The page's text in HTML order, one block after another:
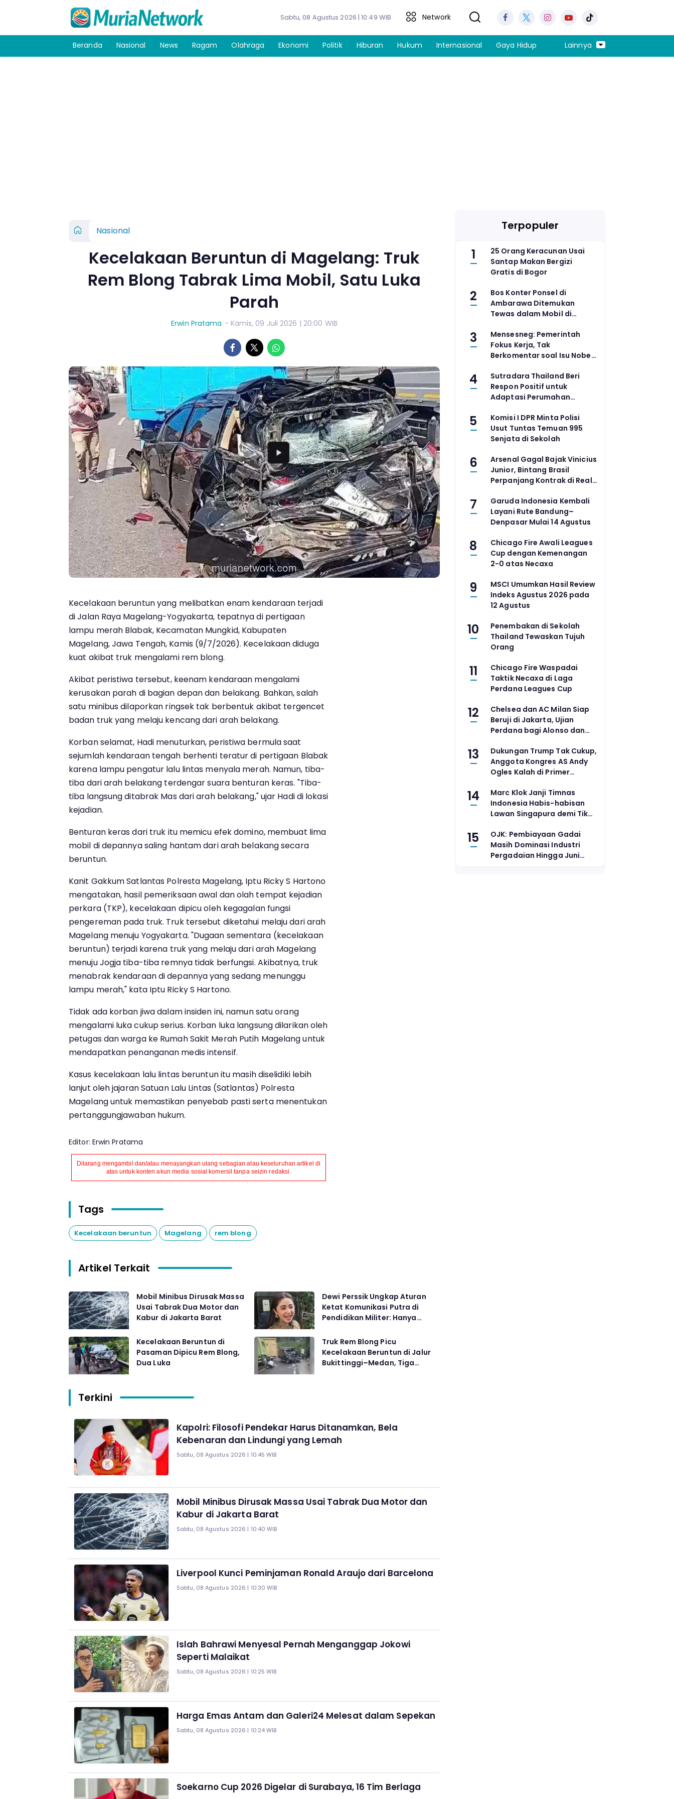
Sabtu, 08 Agustus 2026 | 10:49 WIB Network
Beranda Nasional News Ragam Olahraga Ekonomi Politik Hiburan Hukum Internasional Gaya Hidup Lainnya
Nasional
Kecelakaan Beruntun di Magelang: Truk
Rem Blong Tabrak Lima Mobil, Satu Luka
Parah
Erwin Pratama - Kamis, 09 Juli 2026 | 20:00 WIB
Kecelakaan beruntun yang melibatkan enam kendaraan terjadi
di Jalan Raya Magelang-Yogyakarta, tepatnya di pertigaan
lampu merah Blabak, Kecamatan Mungkid, Kabupaten
Magelang, Jawa Tengah, Kamis (9/7/2026). Kecelakaan diduga
kuat akibat truk mengalami rem blong.
Akibat peristiwa tersebut, keenam kendaraan mengalami
kerusakan parah di bagian depan dan belakang. Bahkan, salah
satu minibus dilaporkan ringsek tak berbentuk akibat tergencet
badan truk yang melaju kencang dari arah belakang.
Korban selamat, Hadi menuturkan, peristiwa bermula saat
sejumlah kendaraan tengah berhenti teratur di pertigaan Blabak
karena lampu pengatur lalu lintas menyala merah. Namun, tiba-
tiba dari arah belakang terdengar suara benturan keras. "Tiba-
tiba langsung ditabrak Mas dari arah belakang," ujar Hadi di lokasi
kejadian.
Benturan keras dari truk itu memicu efek domino, membuat lima
mobil di depannya saling hantam dari arah belakang secara
beruntun.
Kanit Gakkum Satlantas Polresta Magelang, Iptu Ricky S Hartono
mengatakan, hasil pemeriksaan awal dan olah tempat kejadian
perkara (TKP), kecelakaan dipicu oleh kegagalan fungsi
pengereman pada truk. Truk tersebut diketahui melaju dari arah
Magelang menuju Yogyakarta. "Dugaan sementara (kecelakaan
beruntun) terjadi karena truk yang melaju dari arah Magelang
menuju Jogja tiba-tiba remnya tidak berfungsi. Akibatnya, truk
menabrak kendaraan di depannya yang sedang menunggu
lampu merah," kata Iptu Ricky S Hartono.
Tidak ada korban jiwa dalam insiden ini, namun satu orang
mengalami luka cukup serius. Korban luka langsung dilarikan oleh
petugas dan warga ke Rumah Sakit Merah Putih Magelang untuk
mendapatkan penanganan medis intensif.
Kasus kecelakaan lalu lintas beruntun itu masih diselidiki lebih
lanjut oleh jajaran Satuan Lalu Lintas (Satlantas) Polresta
Magelang untuk memastikan penyebab pasti serta menentukan
pertanggungjawaban hukum.
Editor: Erwin Pratama
Dilarang mengambil dan/atau menayangkan ulang sebagian atau keseluruhan artikel di
atas untuk konten akun media sosial komersil tanpa seizin redaksi.
Tags
Kecelakaan beruntun Magelang rem blong
Artikel Terkait
Mobil Minibus Dirusak Massa
Usai Tabrak Dua Motor dan
Kabur di Jakarta Barat
Dewi Perssik Ungkap Aturan
Ketat Komunikasi Putra di
Pendidikan Militer: Hanya
Kecelakaan Beruntun di
Pasaman Dipicu Rem Blong,
Dua Luka
Truk Rem Blong Picu
Kecelakaan Beruntun di Jalur
Bukittinggi–Medan, Tiga
Terkini
Kapolri: Filosofi Pendekar Harus Ditanamkan, Bela
Kebenaran dan Lindungi yang Lemah
Sabtu, 08 Agustus 2026 | 10:45 WIB
Mobil Minibus Dirusak Massa Usai Tabrak Dua Motor dan
Kabur di Jakarta Barat
Sabtu, 08 Agustus 2026 | 10:40 WIB
Liverpool Kunci Peminjaman Ronald Araujo dari Barcelona
Sabtu, 08 Agustus 2026 | 10:30 WIB
Islah Bahrawi Menyesal Pernah Menganggap Jokowi
Seperti Malaikat
Sabtu, 08 Agustus 2026 | 10:25 WIB
Harga Emas Antam dan Galeri24 Melesat dalam Sepekan
Sabtu, 08 Agustus 2026 | 10:24 WIB
Soekarno Cup 2026 Digelar di Surabaya, 16 Tim Berlaga
Terpopuler
1
25 Orang Keracunan Usai
Santap Makan Bergizi
Gratis di Bogor
2
Bos Konter Ponsel di
Ambarawa Ditemukan
Tewas dalam Mobil di
Perampokan
3
Mensesneg: Pemerintah
Fokus Kerja, Tak
Berkomentar soal Isu Nobel
4
Sutradara Thailand Beri
Respon Positif untuk
Adaptasi Perumahan
5
Komisi I DPR Minta Polisi
Usut Tuntas Temuan 995
Senjata di Sekolah
6
Arsenal Gagal Bajak Vinicius
Junior, Bintang Brasil
Perpanjang Kontrak di Real
7
Garuda Indonesia Kembali
Layani Rute Bandung–
Denpasar Mulai 14 Agustus
8
Chicago Fire Awali Leagues
Cup dengan Kemenangan
2-0 atas Necaxa
9
MSCI Umumkan Hasil Review
Indeks Agustus 2026 pada
12 Agustus
10
Penembakan di Sekolah
Thailand Tewaskan Tujuh
Orang
11
Chicago Fire Waspadai
Taktik Necaxa di Laga
Perdana Leagues Cup
12
Chelsea dan AC Milan Siap
Beruji di Jakarta, Ujian
Perdana bagi Alonso dan
13
Dukungan Trump Tak Cukup,
Anggota Kongres AS Andy
Ogles Kalah di Primer
14
Marc Klok Janji Timnas
Indonesia Habis-habisan
Lawan Singapura demi Tiket
15
OJK: Pembiayaan Gadai
Masih Dominasi Industri
Pergadaian Hingga Juni